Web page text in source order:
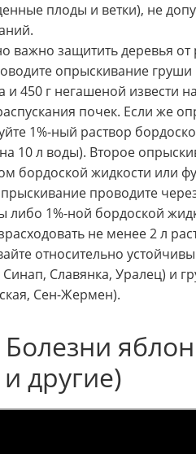
плоды и ветки), не
важно защитить деревья
опрыскивание
и 450 г негашеной извести
почек. Если же
1%-ный раствор
10 л воды). Второе
бордоской жидкости или
проводите
либо 1%-ной бордоской
не менее 2 л
относительно
Синап, Славянка, Уралец) и
Сен-Жермен).
другие)